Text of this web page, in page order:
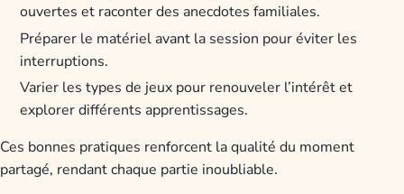
ouvertes et raconter des anecdotes familiales.
Préparer le matériel avant la session pour éviter les
interruptions.
Varier les types de jeux pour renouveler l’intérêt et
explorer différents apprentissages.
Ces bonnes pratiques renforcent la qualité du moment
partagé, rendant chaque partie inoubliable.